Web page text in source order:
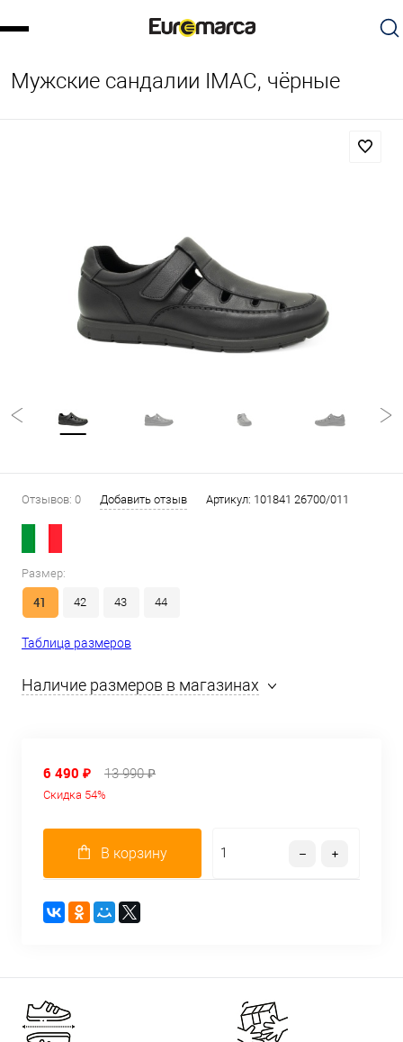
Мужские сандалии IMAC, чёрные
Отзывов: 0 Добавить отзыв Артикул: 101841 26700/011
Размер:
41 42 43 44
Таблица размеров
Наличие размеров в магазинах
6 490 ₽ 13 990 ₽
Скидка 54%
В корзину